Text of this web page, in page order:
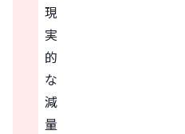
現
実
的
な
減
量